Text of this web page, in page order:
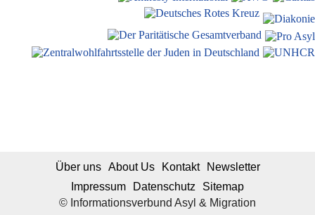
© Informationsverbund Asyl & Migration
Über uns About Us Kontakt
Newsletter
Impressum
Datenschutz Sitemap